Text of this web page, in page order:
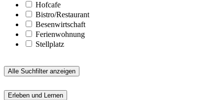
Hofcafe
Bistro/Restaurant
Besenwirtschaft
Ferienwohnung
Stellplatz
Alle Suchfilter anzeigen
Erleben und Lernen